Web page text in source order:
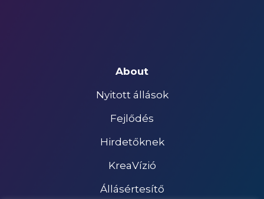
About
Nyitott állások
Fejlődés
Hirdetőknek
KreaVízió
Állásértesítő